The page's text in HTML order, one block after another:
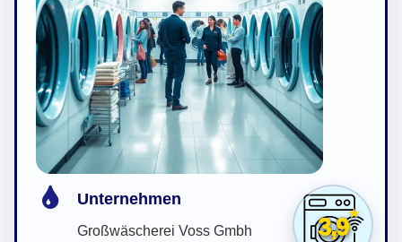
3,9
Unternehmen
Großwäscherei Voss Gmbh